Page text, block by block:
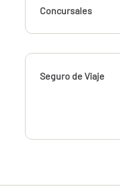
Concursales
Seguro de Viaje